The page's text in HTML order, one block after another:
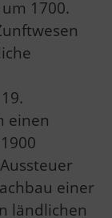
1700.
einen
einer
ländlichen